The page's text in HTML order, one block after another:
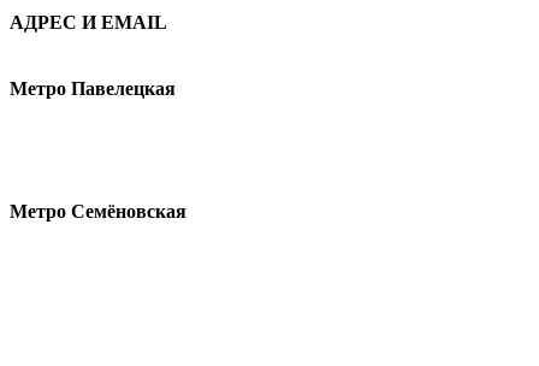
АДРЕС И EMAIL
Метро Павелецкая
Метро Семёновская